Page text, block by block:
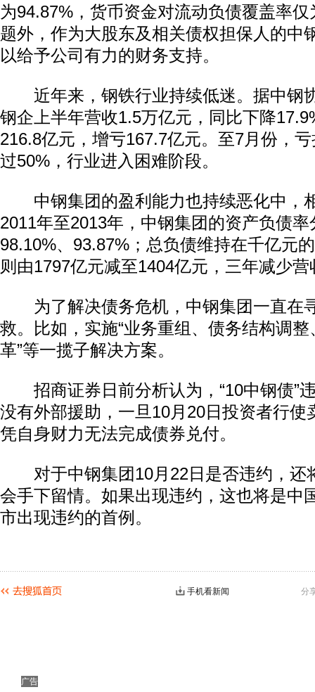
为94.87%，货币资金对流动负债覆盖率
题外，作为大股东及相关债权担保人的中
以给予公司有力的财务支持。
近年来，钢铁行业持续低迷。据中钢
钢企上半年营收1.5万亿元，同比下降
216.8亿元，增亏167.7亿元。至7月份，
过50%，行业进入困难阶段。
中钢集团的盈利能力也持续恶化中，
2011年至2013年，中钢集团的资产负债
98.10%、93.87%；总负债维持在千亿元
则由1797亿元减至1404亿元，三年减少
为了解决债务危机，中钢集团一直在
救。比如，实施“业务重组、债务结构调
革”等一揽子解决方案。
招商证券日前分析认为，“10中钢债”
没有外部援助，一旦10月20日投资者行使
凭自身财力无法完成债券兑付。
对于中钢集团10月22日是否违约，还
会手下留情。如果出现违约，这也将是中
市出现违约的首例。
分
手机看新闻
广告